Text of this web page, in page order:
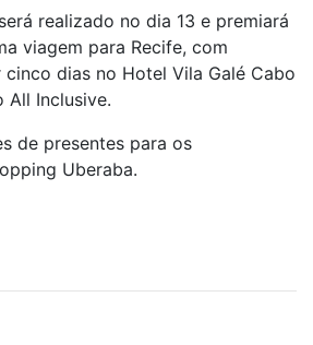
realizado no dia 13 e premiará
viagem para Recife, com
dias no Hotel Vila Galé Cabo
All Inclusive.
de presentes para os
Uberaba.